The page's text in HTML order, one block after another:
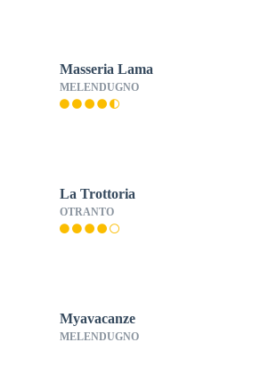
Masseria Lama
MELENDUGNO
La Trottoria
OTRANTO
Myavacanze
MELENDUGNO